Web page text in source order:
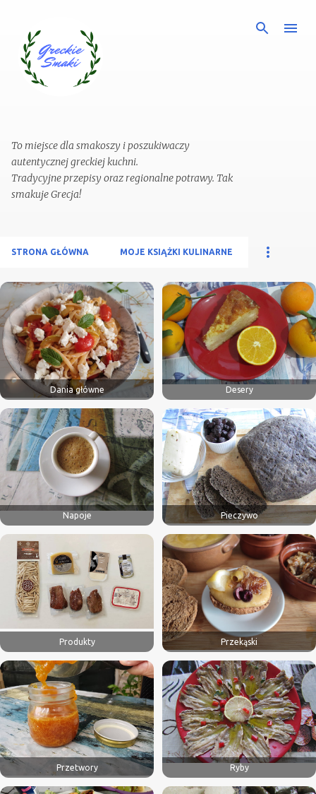
To miejsce dla smakoszy i poszukiwaczy
autentycznej greckiej kuchni.
Tradycyjne przepisy oraz regionalne potrawy. Tak
STRONA GŁÓWNA MOJE KSIĄŻKI KULINARNE
Dania główne Desery
Napoje Pieczywo
Produkty Przekąski
Przetwory Ryby